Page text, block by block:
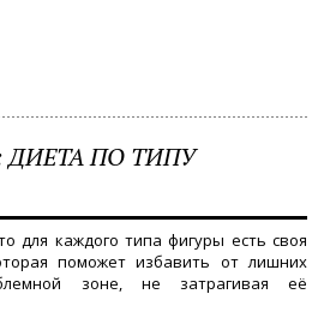
ПО ТИПУ
для каждого типа фигуры есть своя
поможет избавить от лишних
зоне, не затрагивая её